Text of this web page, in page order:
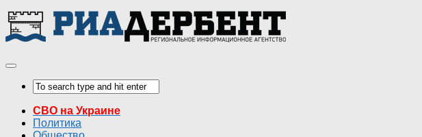
СВО на Украине
Политика